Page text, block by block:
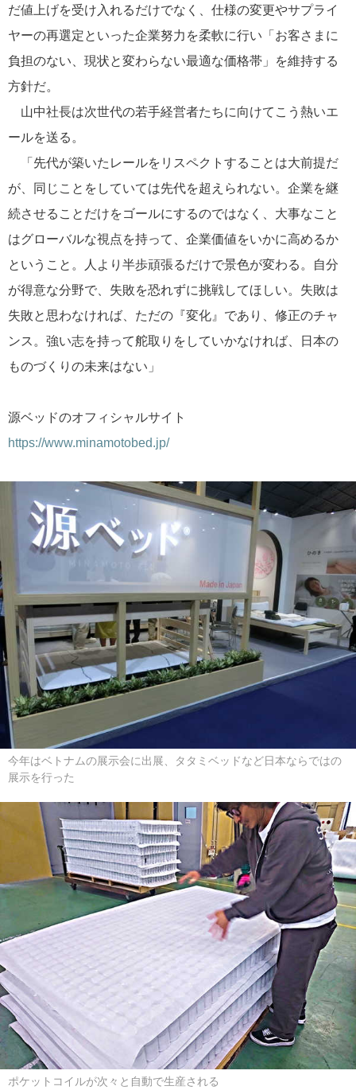
だ値上げを受け入れるだけでなく、仕様の変更やサプライ
ヤーの再選定といった企業努力を柔軟に行い「お客さまに
負担のない、現状と変わらない最適な価格帯」を維持する
方針だ。
山中社長は次世代の若手経営者たちに向けてこう熱いエ
ールを送る。
「先代が築いたレールをリスペクトすることは大前提だ
が、同じことをしていては先代を超えられない。企業を継
続させることだけをゴールにするのではなく、大事なこと
はグローバルな視点を持って、企業価値をいかに高めるか
ということ。人より半歩頑張るだけで景色が変わる。自分
が得意な分野で、失敗を恐れずに挑戦してほしい。失敗は
失敗と思わなければ、ただの『変化』であり、修正のチャ
ンス。強い志を持って舵取りをしていかなければ、日本の
ものづくりの未来はない」
源ベッドのオフィシャルサイト
https://www.minamotobed.jp/
今年はベトナムの展示会に出展、タタミベッドなど日本ならではの
展示を行った
ポケットコイルが次々と自動で生産される